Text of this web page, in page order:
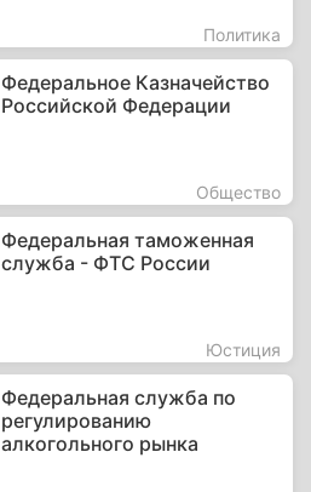
Политика
Федеральное Казначейство
Российской Федерации
Общество
Федеральная таможенная
служба - ФТС России
Юстиция
Федеральная служба по
регулированию
алкогольного рынка